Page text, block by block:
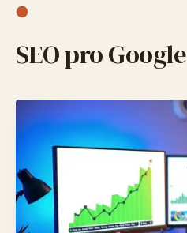
SEO pro Google